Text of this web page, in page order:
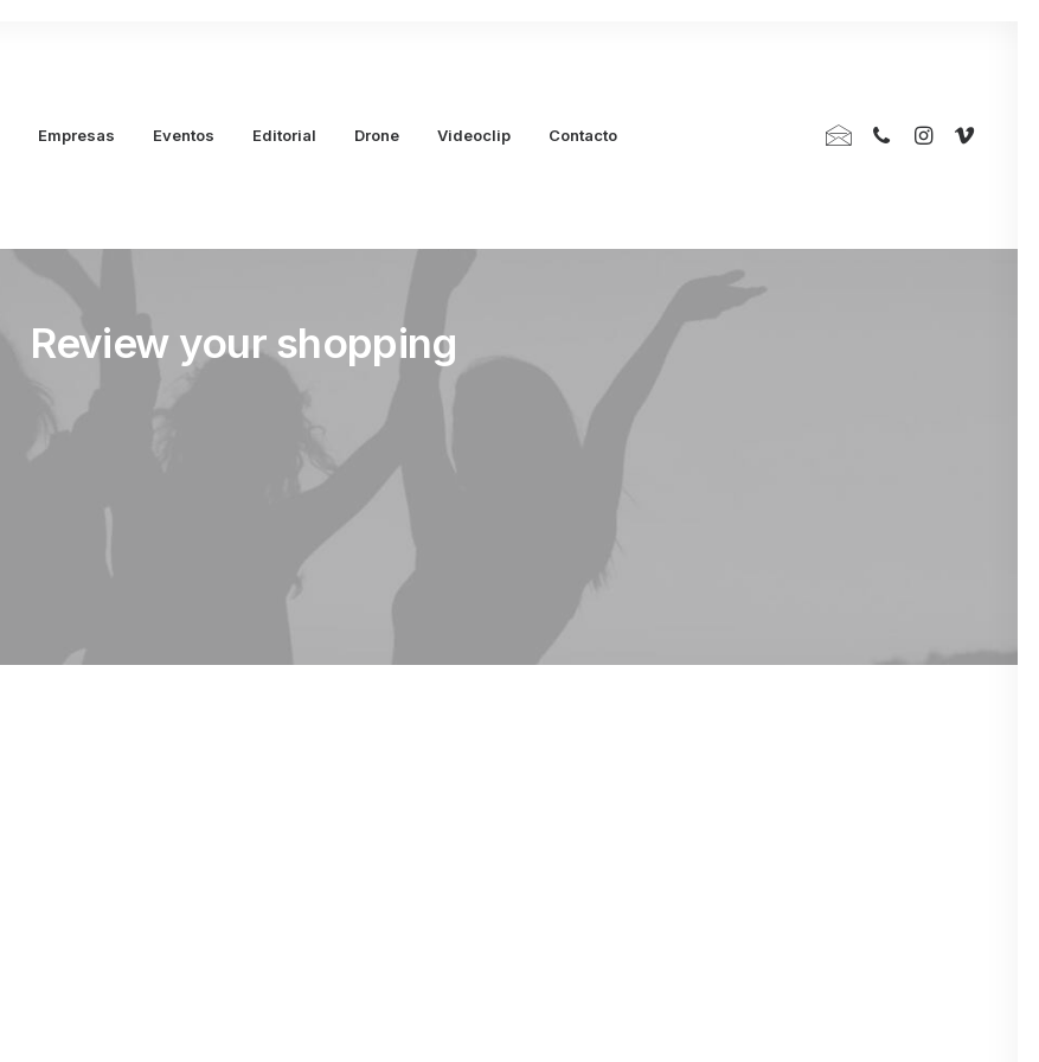
Empresas Eventos Editorial Drone Videoclip Contacto
Review your shopping